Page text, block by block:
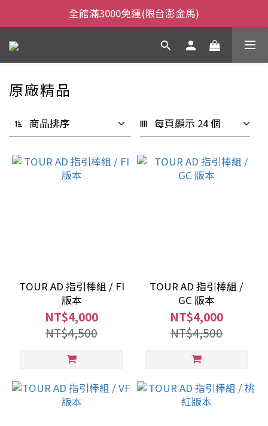
全館滿3000免運(限台澎金馬)
全館滿3000免運(限台澎金馬)
當日下午2:00前下單，當日出貨
全館滿3000免運(限台澎金馬)
原廠精品
商品排序 每頁顯示 24 個
TOUR AD 指引棒組 / FI
版本
NT$4,000
NT$4,500
TOUR AD 指引棒組 /
GC 版本
NT$4,000
NT$4,500